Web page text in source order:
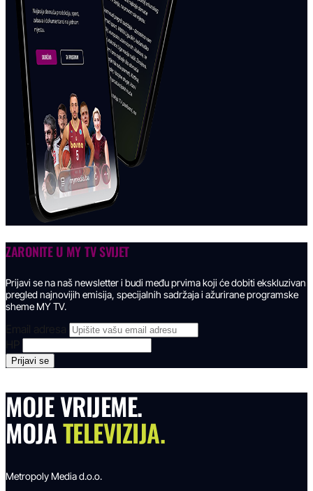
ZARONITE U MY TV SVIJET
Prijavi se na naš newsletter i budi među prvima koji će dobiti ekskluzivan
pregled najnovijih emisija, specijalnih sadržaja i ažurirane programske
sheme MY TV.
Email adresa
MOJE VRIJEME.
MOJATELEVIZIJA.
Metropoly Media d.o.o.